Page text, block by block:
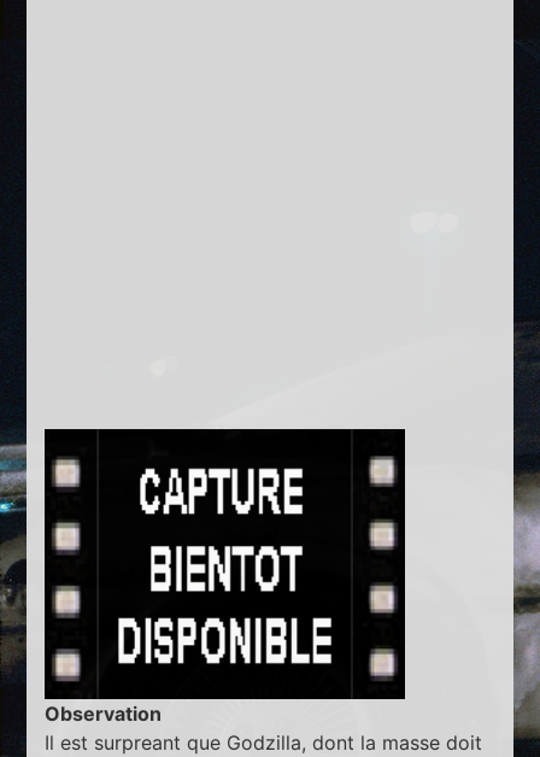
Observation
Il est surpreant que Godzilla, dont la masse doit